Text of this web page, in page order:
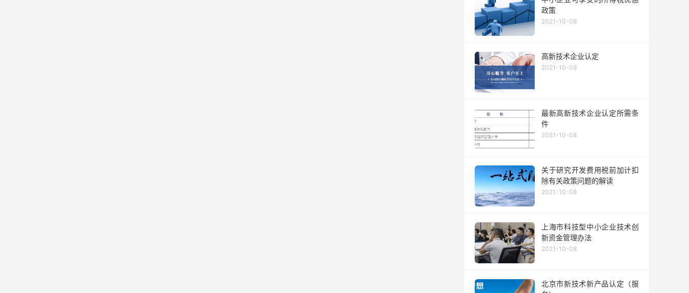
政策
2021-10-08
高新技术企业认定
2021-10-08
最新高新技术企业认定所需条
件
2021-10-08
关于研究开发费用税前加计扣
除有关政策问题的解读
2021-10-08
上海市科技型中小企业技术创
新资金管理办法
2021-10-08
北京市新技术新产品认定（服